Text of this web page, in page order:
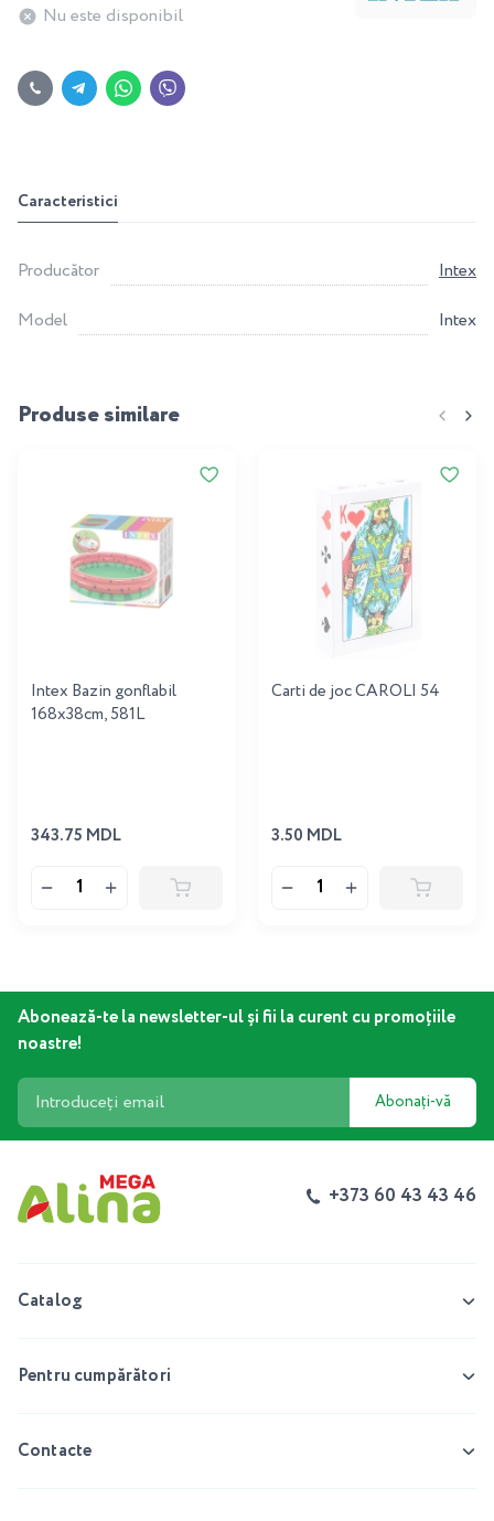
Nu este disponibil
Caracteristici
Producător
Intex
Model
Intex
Produse similare
Intex Bazin gonflabil
168x38cm, 581L
343.75 MDL
Carti de joc CAROLI 54
3.50 MDL
Abonează-te la newsletter-ul și fii la curent cu promoțiile
noastre!
Abonați-vă
+373 60 43 43 46
Catalog
Pentru cumpărători
Contacte